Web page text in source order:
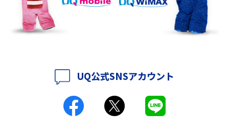
2016年8月(12)
2016年7月(7)
2016年4月(3)
持ち運びできるポケット型Wi-Fiのおススメの選び方は？メリット・デメリ
ットも紹介
ポケット型Wi-Fiとは？通信の仕組みやメリット・デメリットを解説
工事不要！置くだけWi-Fiの特徴は？メリット・デメリットや選び方を解説
UQ公式SNSアカウント